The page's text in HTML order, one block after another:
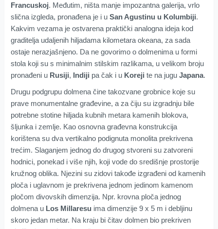
Francuskoj. Međutim, ništa manje impozantna galerija, vrlo
slična izgleda, pronađena je i u San Agustinu u Kolumbiji.
Kakvim vezama je ostvarena praktički analogna ideja kod
graditelja udaljenih hiljadama kilometara okeana, za sada
ostaje nerazjašnjeno. Da ne govorimo o dolmenima u formi
stola koji su s minimalnim stilskim razlikama, u velikom broju
pronađeni u Rusiji, Indiji pa čak i u Koreji te na jugu Japana.
Drugu podgrupu dolmena čine takozvane grobnice koje su
prave monumentalne građevine, a za čiju su izgradnju bile
potrebne stotine hiljada ­kubnih metara kamenih blokova,
šljunka i zemlje. Kao osnovna građevna konstrukcija
korištena su dva vertikalno podignuta monolita prekrivena
trećim. Slaganjem jednog do drugog stvoreni su zatvoreni
hodnici, ponekad i više njih, koji vode do središnje prostorije
kružnog oblika. Njezini su zidovi takođe izgrađeni od kamenih
ploča i uglavnom je prekrivena jednom jedinom kamenom
pločom divovskih dimenzija. Npr. krovna ploča jednog
dolmena u Los Millaresu ima dimenzije 9 x 5 m i debljinu
skoro jedan metar. Na kraju bi čitav dolmen bio prekriven